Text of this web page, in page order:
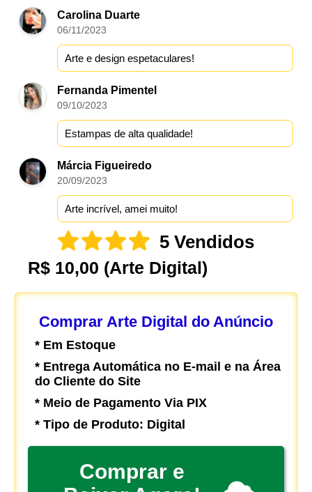
Carolina Duarte
06/11/2023
Arte e design espetaculares!
Fernanda Pimentel
09/10/2023
Estampas de alta qualidade!
Márcia Figueiredo
20/09/2023
Arte incrível, amei muito!
5 Vendidos
R$ 10,00 (Arte Digital)
Comprar Arte Digital do Anúncio
* Em Estoque
* Entrega Automática no E-mail e na Área
do Cliente do Site
* Meio de Pagamento Via PIX
* Tipo de Produto: Digital
Comprar e